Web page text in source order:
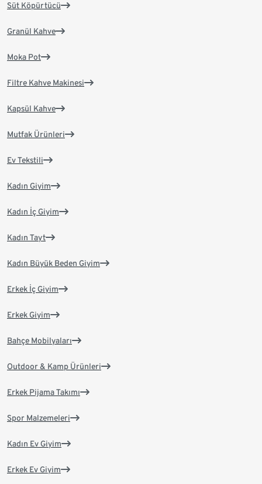
Süt Köpürtücü
Granül Kahve
Moka Pot
Filtre Kahve Makinesi
Kapsül Kahve
Mutfak Ürünleri
Ev Tekstili
Kadın Giyim
Kadın İç Giyim
Kadın Tayt
Kadın Büyük Beden Giyim
Erkek İç Giyim
Erkek Giyim
Bahçe Mobilyaları
Outdoor & Kamp Ürünleri
Erkek Pijama Takımı
Spor Malzemeleri
Kadın Ev Giyim
Erkek Ev Giyim